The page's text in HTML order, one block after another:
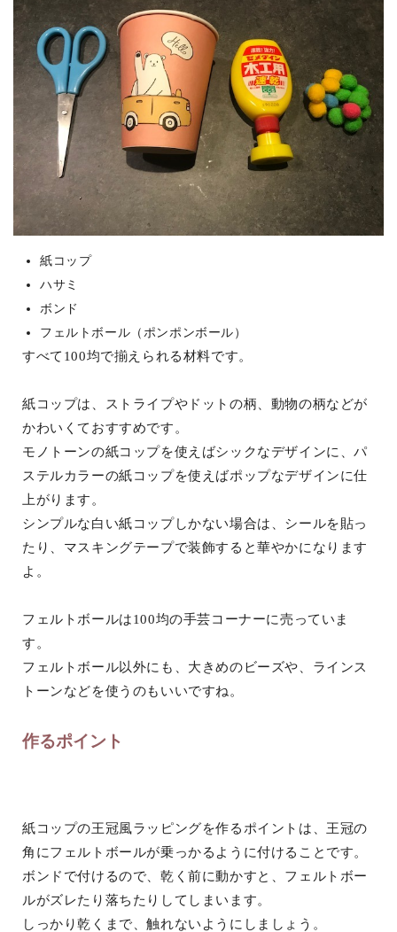
紙コップ
ハサミ
ボンド
フェルトボール（ポンポンボール）
すべて100均で揃えられる材料です。
紙コップは、ストライプやドットの柄、動物の柄などが
かわいくておすすめです。
モノトーンの紙コップを使えばシックなデザインに、パ
ステルカラーの紙コップを使えばポップなデザインに仕
上がります。
シンプルな白い紙コップしかない場合は、シールを貼っ
たり、マスキングテープで装飾すると華やかになります
よ。
フェルトボールは100均の手芸コーナーに売っていま
す。
フェルトボール以外にも、大きめのビーズや、ラインス
トーンなどを使うのもいいですね。
作るポイント
紙コップの王冠風ラッピングを作るポイントは、王冠の
角にフェルトボールが乗っかるように付けることです。
ボンドで付けるので、乾く前に動かすと、フェルトボー
ルがズレたり落ちたりしてしまいます。
しっかり乾くまで、触れないようにしましょう。